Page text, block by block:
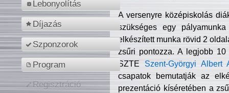
Lebonyolítás
Díjazás
Szponzorok
Program
Regisztráció
A versenyre középiskolás
szükséges egy
elkészített munka rövid 2
zsűri pontozza. A legjobb
SZTE Szent-Györgyi Albert
csapatok bemutatják az
prezentáció kíséretében a